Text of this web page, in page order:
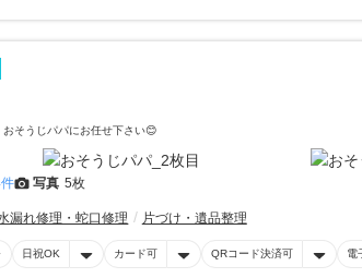
そうじパパにお任せ下さい😊
写真 5枚
漏れ修理・蛇口修理 片づけ・遺品整理
日祝OK カード可 QRコード決済可 電